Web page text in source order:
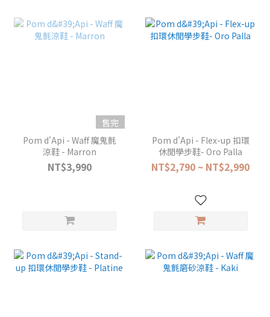
售完
Pom d'Api - Waff 魔鬼氈
涼鞋 - Marron
NT$3,990
Pom d'Api - Flex-up 扣環
休閒學步鞋- Oro Palla
NT$2,790 ~ NT$2,990